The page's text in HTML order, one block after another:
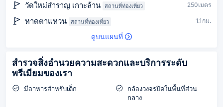
วัดใหม่สำราญ เกาะล้าน สถานที่ท่องเที่ยว 250เมตร
หาดตาแหวน สถานที่ท่องเที่ยว 1.1กม.
ดูบนแผนที่
สำรวจสิ่งอำนวยความสะดวกและบริการระดับ
พรีเมียมของเรา
มีอาหารสำหรับเด็ก
กล้องวงจรปิดในพื้นที่ส่วน
กลาง